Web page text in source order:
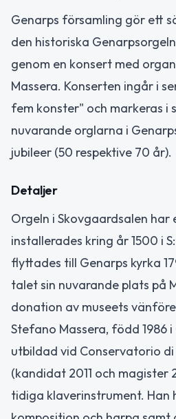
Genarps församling gör ett
den historiska
genom en konsert med
Massera. Konserten ingår i
fem konster" och markeras i
nuvarande orglarna i
jubileer (50 respektive 70 år).
Detaljer
Orgeln i Skovgaardsalen har
installerades kring år 1500 i
flyttades till Genarps kyrka
talet sin nuvarande plats på
donation av museets
Stefano Massera, född 1986
utbildad vid Conservatorio di
(kandidat 2011 och magister
tidiga klaverinstrument. Han